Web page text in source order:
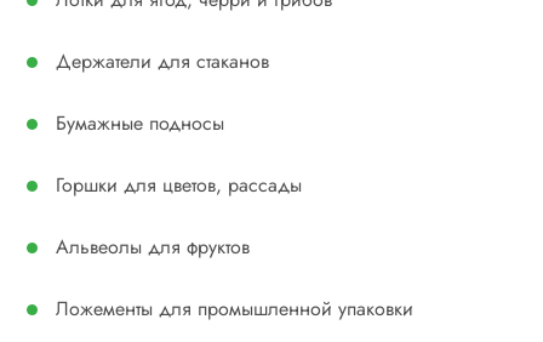
Держатели для стаканов
Бумажные подносы
Горшки для цветов, рассады
Альвеолы для фруктов
Ложементы для промышленной упаковки